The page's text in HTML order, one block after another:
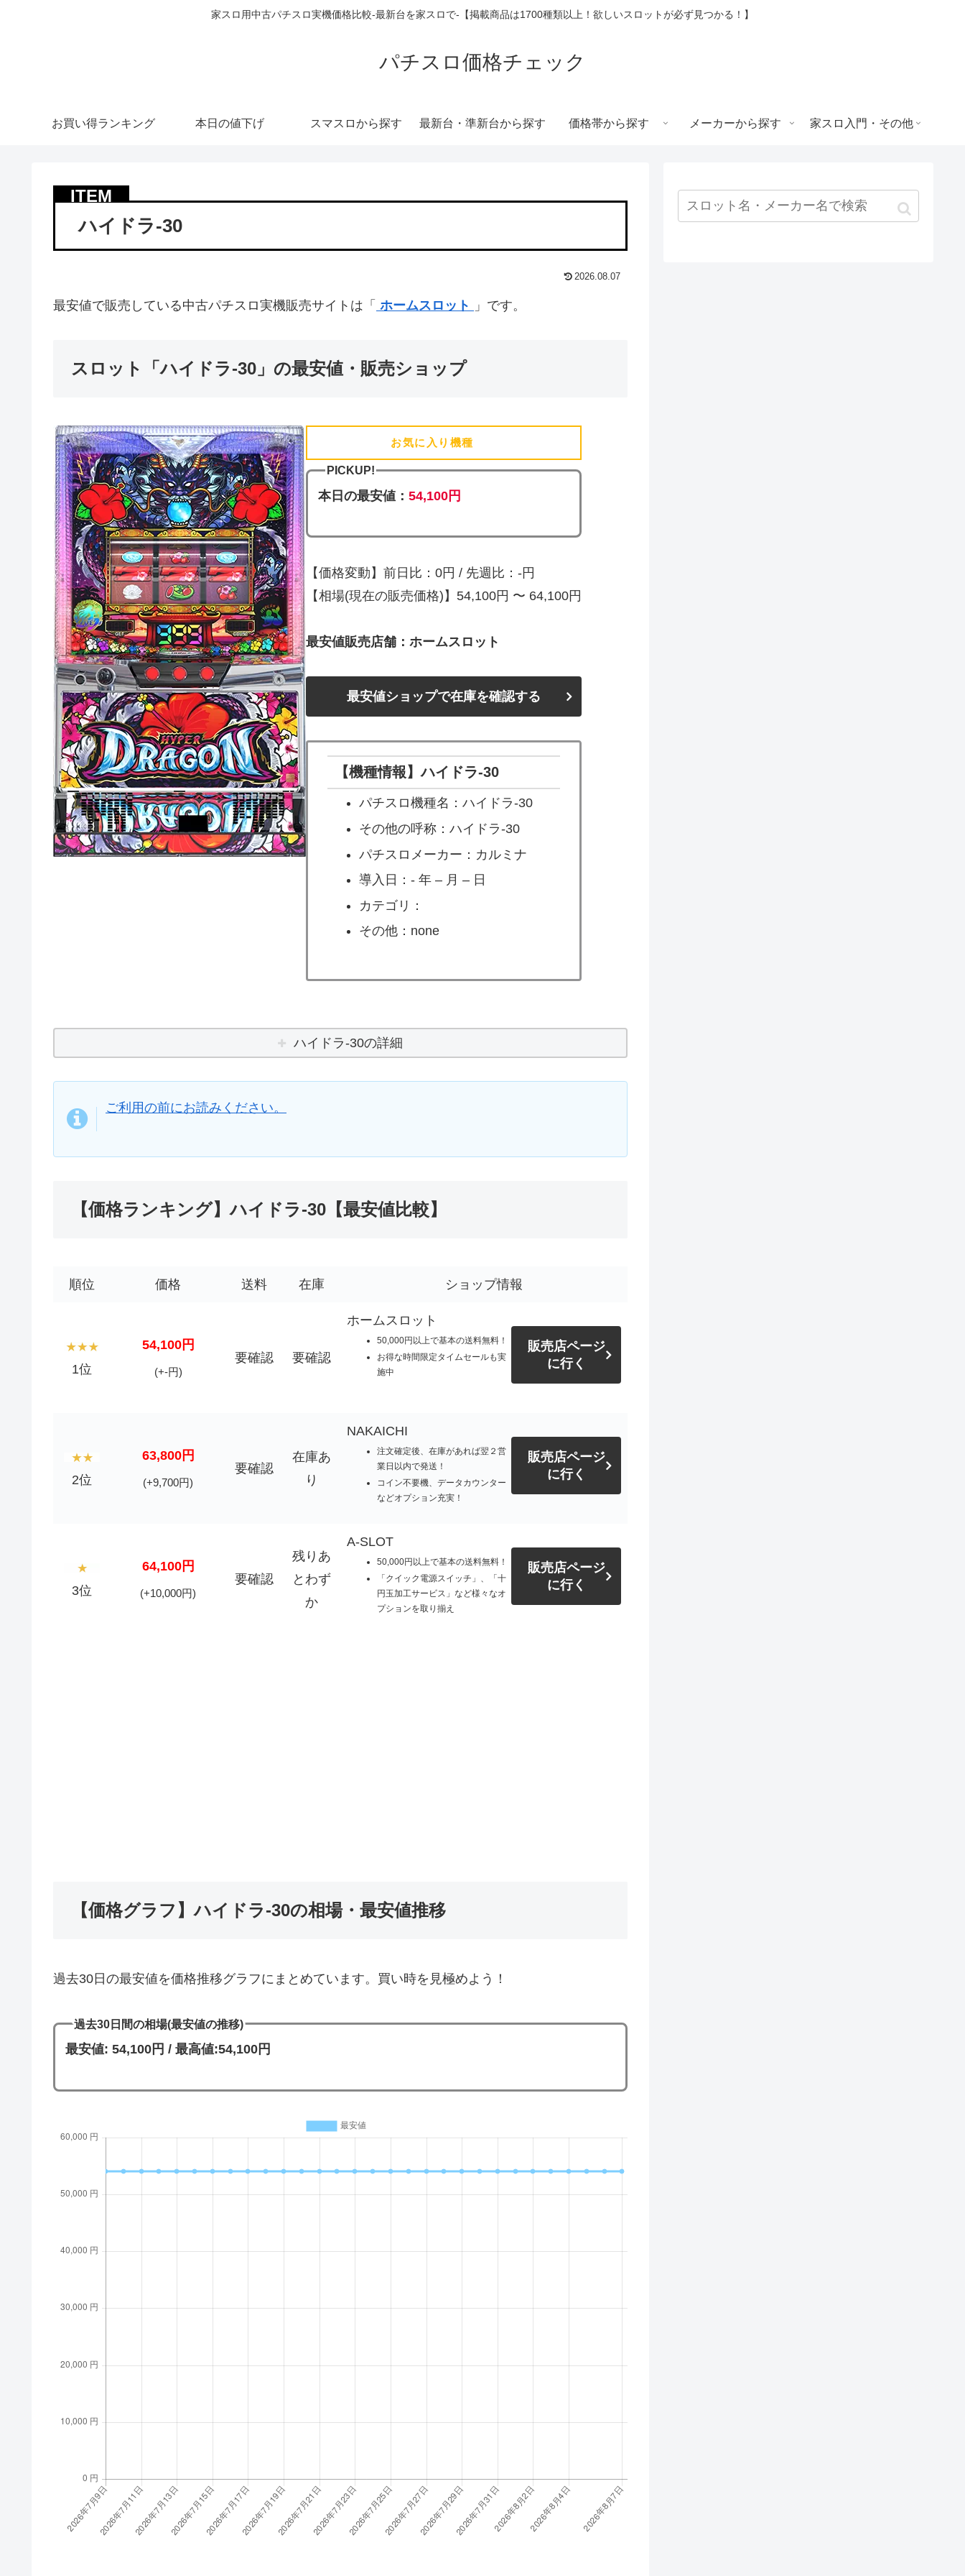
家スロ用中古パチスロ実機価格比較-最新台を家スロで-【掲載商品は1700種類以上！欲しいスロットが必ず見つかる！】
パチスロ価格チェック
お買い得ランキング 本日の値下げ スマスロから探す 最新台・準新台から探す 価格帯から探す メーカーから探す 家スロ入門・その他
ハイドラ-30
2026.08.07
最安値で販売している中古パチスロ実機販売サイトは「 ホームスロット 」です。
スロット「ハイドラ-30」の最安値・販売ショップ
お気に入り機種
PICKUP!
本日の最安値：54,100円
【価格変動】前日比：0円 / 先週比：-円
【相場(現在の販売価格)】54,100円 〜 64,100円
最安値販売店舗：ホームスロット
最安値ショップで在庫を確認する
【機種情報】ハイドラ-30
パチスロ機種名：ハイドラ-30
その他の呼称：ハイドラ-30
パチスロメーカー：カルミナ
導入日：- 年 – 月 – 日
カテゴリ：
その他：none
ハイドラ-30の詳細
ご利用の前にお読みください。
【価格ランキング】ハイドラ-30【最安値比較】
順位 価格 送料 在庫 ショップ情報
1位
54,100円
(+-円)
要確認 要確認
ホームスロット
50,000円以上で基本の送料無料！
お得な時間限定タイムセールも実
施中
販売店ページ
に行く
2位
63,800円
(+9,700円)
要確認
在庫あ
り
NAKAICHI
注文確定後、在庫があれば翌２営
業日以内で発送！
コイン不要機、データカウンター
などオプション充実！
販売店ページ
に行く
3位
64,100円
(+10,000円)
要確認
残りあ
とわず
か
A-SLOT
50,000円以上で基本の送料無料！
「クイック電源スイッチ」、「十
円玉加工サービス」など様々なオ
プションを取り揃え
販売店ページ
に行く
【価格グラフ】ハイドラ-30の相場・最安値推移
過去30日の最安値を価格推移グラフにまとめています。買い時を見極めよう！
過去30日間の相場(最安値の推移)
最安値: 54,100円 / 最高値:54,100円